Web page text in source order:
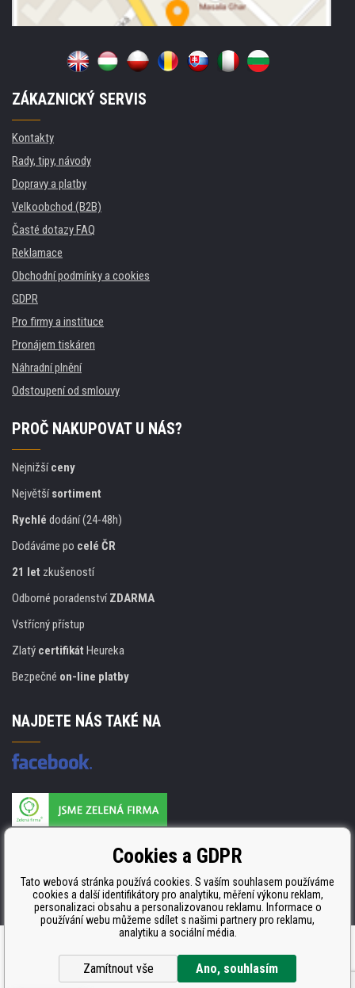
ZÁKAZNICKÝ SERVIS
Kontakty
Rady, tipy, návody
Dopravy a platby
Velkoobchod (B2B)
Časté dotazy FAQ
Reklamace
Obchodní podmínky a cookies
GDPR
Pro firmy a instituce
Pronájem tiskáren
Náhradní plnění
Odstoupení od smlouvy
PROČ NAKUPOVAT U NÁS?
Nejnižšíceny
Největšísortiment
Rychlé dodání (24-48h)
Dodáváme po celé ČR
21 let zkušeností
Odborné poradenstvíZDARMA
Vstřícný přístup
Zlatý certifikát Heureka
Bezpečné on-line platby
NAJDETE NÁS TAKÉ NA
ISO 9001. ISO 14001 a STMC.
WWW stránkydodalBINARGON.cz
Cookies a GDPR
Tato webová stránka používá cookies. S vaším souhlasem používáme
cookies a další identifikátory pro analytiku, měření výkonu reklam,
personalizaci obsahu a personalizovanou reklamu. Informace o
používání webu můžeme sdílet s našimi partnery pro reklamu,
analytiku a sociální média.
Zamítnout vše Ano, souhlasím